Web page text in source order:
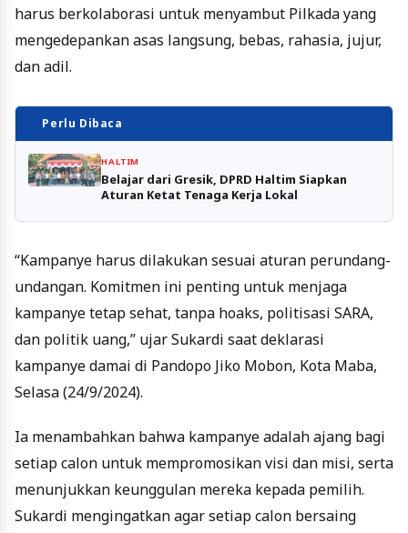
harus berkolaborasi untuk menyambut Pilkada yang
mengedepankan asas langsung, bebas, rahasia, jujur,
dan adil.
Perlu Dibaca
HALTIM
Belajar dari Gresik, DPRD Haltim Siapkan
Aturan Ketat Tenaga Kerja Lokal
“Kampanye harus dilakukan sesuai aturan perundang-
undangan. Komitmen ini penting untuk menjaga
kampanye tetap sehat, tanpa hoaks, politisasi SARA,
dan politik uang,” ujar Sukardi saat deklarasi
kampanye damai di Pandopo Jiko Mobon, Kota Maba,
Selasa (24/9/2024).
Ia menambahkan bahwa kampanye adalah ajang bagi
setiap calon untuk mempromosikan visi dan misi, serta
menunjukkan keunggulan mereka kepada pemilih.
Sukardi mengingatkan agar setiap calon bersaing